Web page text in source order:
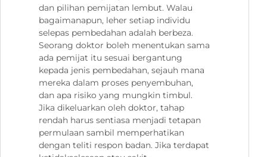
dan pilihan pemijatan lembut. Walau
bagaimanapun, leher setiap individu
selepas pembedahan adalah berbeza.
Seorang doktor boleh menentukan sama
ada pemijat itu sesuai bergantung
kepada jenis pembedahan, sejauh mana
mereka dalam proses penyembuhan,
dan apa risiko yang mungkin timbul.
Jika dikeluarkan oleh doktor, tahap
rendah harus sentiasa menjadi tetapan
permulaan sambil memperhatikan
dengan teliti respon badan. Jika terdapat